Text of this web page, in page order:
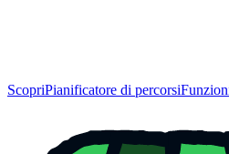
ScopriPianificatore di percorsi